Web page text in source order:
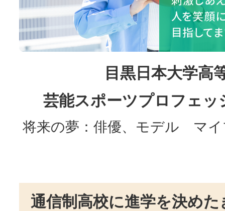
目黒日本大学高
芸能スポーツプロフェ
将来の夢：俳優、モデル マ
通信制高校に進学を決め